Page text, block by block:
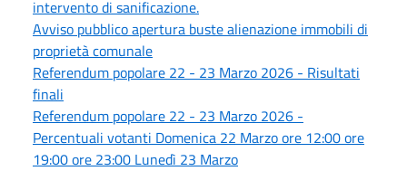
intervento di sanificazione.
Avviso pubblico apertura buste alienazione immobili di
proprietà comunale
Referendum popolare 22 - 23 Marzo 2026 - Risultati
finali
Referendum popolare 22 - 23 Marzo 2026 -
Percentuali votanti Domenica 22 Marzo ore 12:00 ore
19:00 ore 23:00 Lunedì 23 Marzo